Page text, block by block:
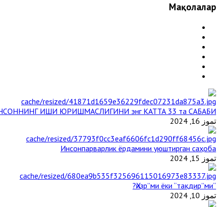
Мақолалар
ИШИ ЮРИШМАСЛИГИНИ энг КАТТА 33 та САБАБИ
تموز 16, 2024
Инсонпарварлик ёрдамини уюштирган саҳоба
تموز 15, 2024
“Ҳизр”ми ёки “тақдир”ми?
تموز 10, 2024